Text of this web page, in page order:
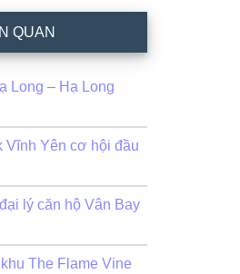
QUAN
Long – Hạ Long
Vĩnh Yên cơ hội đầu
lý căn hộ Vân Bay
The Flame Vine